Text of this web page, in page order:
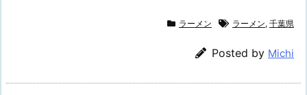
ラーメン ラーメン, 千葉県
Posted by Michi